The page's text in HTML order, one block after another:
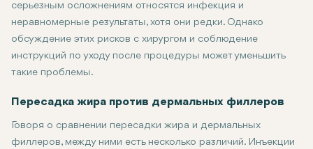
серьезным осложнениям относятся инфекция и
неравномерные результаты, хотя они редки. Однако
обсуждение этих рисков с хирургом и соблюдение
инструкций по уходу после процедуры может уменьшить
такие проблемы.
Пересадка жира против дермальных филлеров
Говоря о сравнении пересадки жира и дермальных
филлеров, между ними есть несколько различий. Инъекции